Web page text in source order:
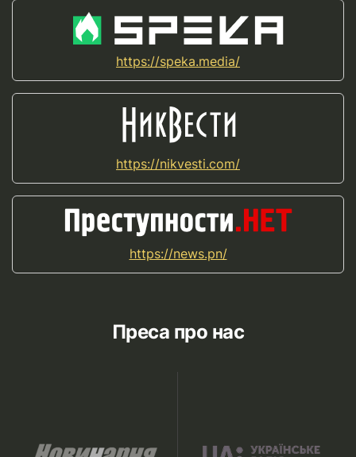
https://speka.media/
https://nikvesti.com/
https://news.pn/
Преса про нас